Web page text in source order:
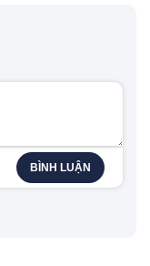
BÌNH LUẬN